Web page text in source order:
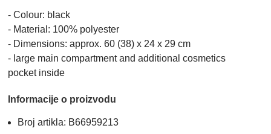
- Colour: black
- Material: 100% polyester
- Dimensions: approx. 60 (38) x 24 x 29 cm
- large main compartment and additional cosmetics
pocket inside
Informacije o proizvodu
Broj artikla: B66959213